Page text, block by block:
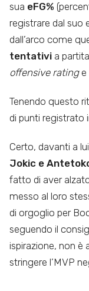
sua eFG%
registrare dal suo
dall’arco come
tentativi a
offensive ratinge
Tenendo questo
di punti registrato
Certo, davanti a
Jokic e
fatto di aver
messo al loro
di orgoglio per
seguendo il
ispirazione, non è
stringere l’MVP